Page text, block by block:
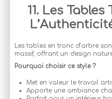
11. Les Tables
Les tables en tronc d’arbre
massif, offrant un design
Pourquoi choisir ce style ?
Met en valeur le travail
Apporte une ambiance